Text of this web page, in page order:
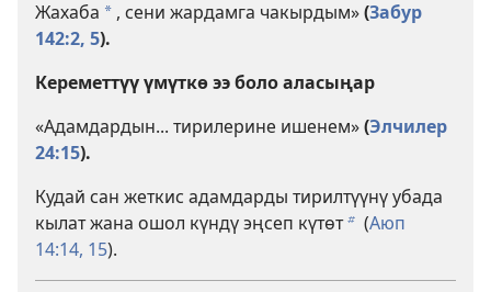
Жахаба a , сени жардамга чакырдым»(Забур
142:2, 5).
Кереметтүү үмүткө ээ боло аласыңар
«Адамдардын... тирилерине ишенем»(Элчилер
24:15).
Кудай сан жеткис адамдарды тирилтүүнү убада
кылат жана ошол күндү эңсеп күтөтb (Аюп
14:14, 15).